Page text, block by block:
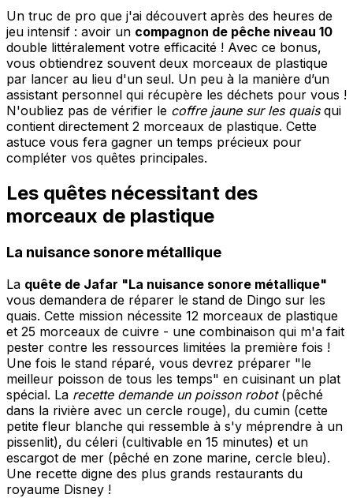
Un truc de pro que j'ai découvert après des heures de
jeu intensif : avoir un compagnon de pêche niveau 10
double littéralement votre efficacité ! Avec ce bonus,
vous obtiendrez souvent deux morceaux de plastique
par lancer au lieu d'un seul. Un peu à la manière d’un
assistant personnel qui récupère les déchets pour vous !
N'oubliez pas de vérifier le coffre jaune sur les quaisqui
contient directement 2 morceaux de plastique. Cette
astuce vous fera gagner un temps précieux pour
compléter vos quêtes principales.
Les quêtes nécessitant des
morceaux de plastique
La nuisance sonore métallique
La quête de Jafar "La nuisance sonore métallique"
vous demandera de réparer le stand de Dingo sur les
quais. Cette mission nécessite 12 morceaux de plastique
et 25 morceaux de cuivre - une combinaison qui m'a fait
pester contre les ressources limitées la première fois !
Une fois le stand réparé, vous devrez préparer "le
meilleur poisson de tous les temps" en cuisinant un plat
spécial. La recette demande un poisson robot(pêché
dans la rivière avec un cercle rouge), du cumin (cette
petite fleur blanche qui ressemble à s'y méprendre à un
pissenlit), du céleri (cultivable en 15 minutes) et un
escargot de mer (pêché en zone marine, cercle bleu).
Une recette digne des plus grands restaurants du
royaume Disney !